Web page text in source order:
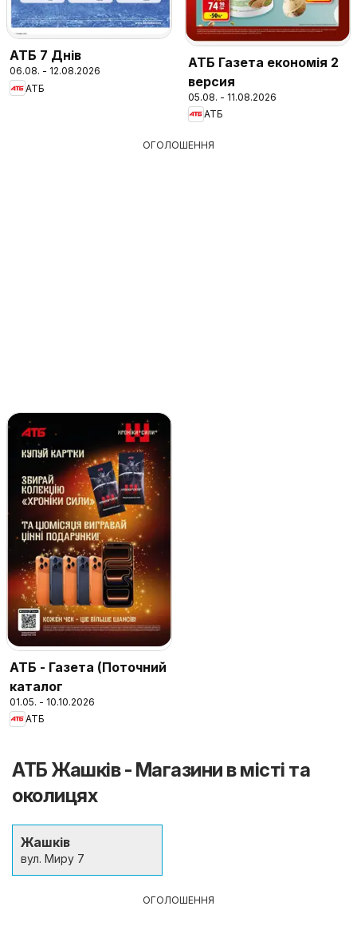
АТБ 7 Днів
06.08. - 12.08.2026
АТБ
АТБ Газета економія 2
версия
05.08. - 11.08.2026
АТБ
ОГОЛОШЕННЯ
АТБ - Газета (Поточний
каталог
01.05. - 10.10.2026
АТБ
АТБ Жашків - Магазини в місті та
околицях
Жашків
вул. Миру 7
ОГОЛОШЕННЯ